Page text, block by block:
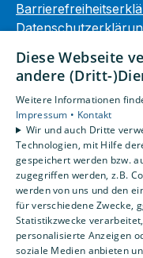
Unsere Bereiche
Privatkunden
Gewerbekunden
Karriere
Unternehmen
Kontakt
Diese Webseite
andere (Dritt-
Weitere Informationen
Impressum • Kontakt
Wir und auch Dritte
Technologien, mit Hilfe
gespeichert werden bzw.
zugegriffen werden, z.B.
werden von uns und den
für verschiedene Zwecke,
Statistikzwecke
personalisierte Anzeigen
soziale Medien anbieten